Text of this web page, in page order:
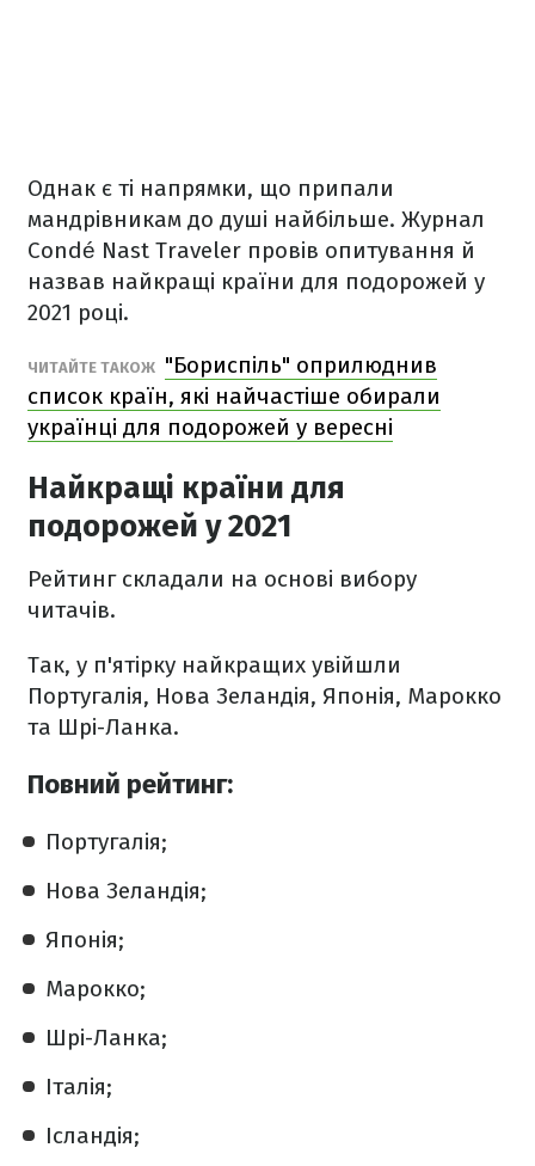
Однак є ті напрямки, що припали
мандрівникам до душі найбільше. Журнал
Condé Nast Traveler провів опитування й
назвав найкращі країни для подорожей у
2021 році.
ЧИТАЙТЕ ТАКОЖ "Бориспіль" оприлюднив
список країн, які найчастіше обирали
українці для подорожей у вересні
Найкращі країни для
подорожей у 2021
Рейтинг складали на основі вибору
читачів.
Так, у п'ятірку найкращих увійшли
Португалія, Нова Зеландія, Японія, Марокко
та Шрі-Ланка.
Повний рейтинг:
Португалія;
Нова Зеландія;
Японія;
Марокко;
Шрі-Ланка;
Італія;
Ісландія;